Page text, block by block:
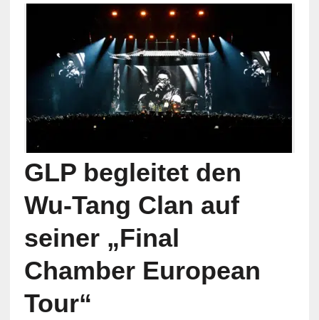
GLP begleitet den
Wu-Tang Clan auf
seiner „Final
Chamber European
Tour“